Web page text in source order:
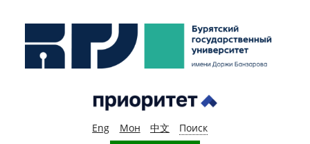
Eng Мон 中文
Поиск